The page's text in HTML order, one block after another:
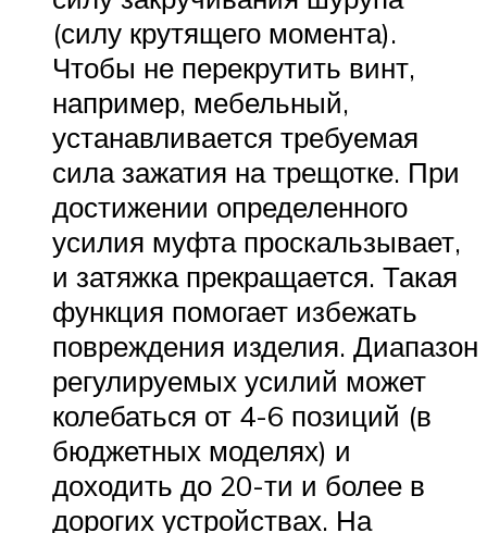
(силу крутящего момента).
Чтобы не перекрутить винт,
например, мебельный,
устанавливается требуемая
сила зажатия на трещотке. При
достижении определенного
усилия муфта проскальзывает,
и затяжка прекращается. Такая
функция помогает избежать
повреждения изделия. Диапазон
регулируемых усилий может
колебаться от 4-6 позиций (в
бюджетных моделях) и
доходить до 20-ти и более в
дорогих устройствах. На